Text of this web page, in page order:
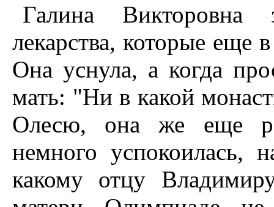
Галина Викторовна
лекарства, которые еще
Она уснула, а когда
мать: "Ни в какой
Олесю, она же еще
немного успокоилась,
какому отцу